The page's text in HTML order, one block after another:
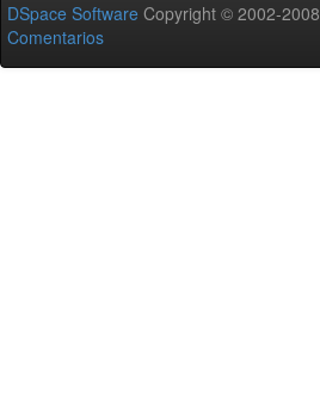
DSpace Software Copyright © 2002-2008
Comentarios